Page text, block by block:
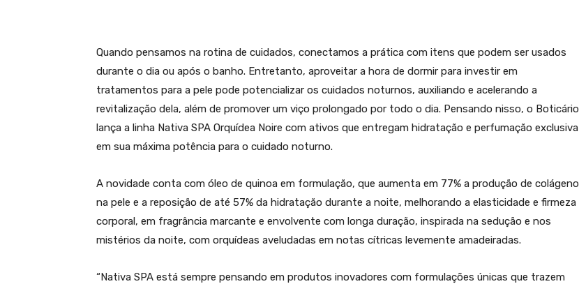
Quando pensamos na rotina de cuidados, conectamos a prática com itens que podem ser usados
durante o dia ou após o banho. Entretanto, aproveitar a hora de dormir para investir em
tratamentos para a pele pode potencializar os cuidados noturnos, auxiliando e acelerando a
revitalização dela, além de promover um viço prolongado por todo o dia. Pensando nisso, o Boticário
lança a linha Nativa SPA Orquídea Noire com ativos que entregam hidratação e perfumação exclusiva
em sua máxima potência para o cuidado noturno.
A novidade conta com óleo de quinoa em formulação, que aumenta em 77% a produção de colágeno
na pele e a reposição de até 57% da hidratação durante a noite, melhorando a elasticidade e firmeza
corporal, em fragrância marcante e envolvente com longa duração, inspirada na sedução e nos
mistérios da noite, com orquídeas aveludadas em notas cítricas levemente amadeiradas.
“Nativa SPA está sempre pensando em produtos inovadores com formulações únicas que trazem